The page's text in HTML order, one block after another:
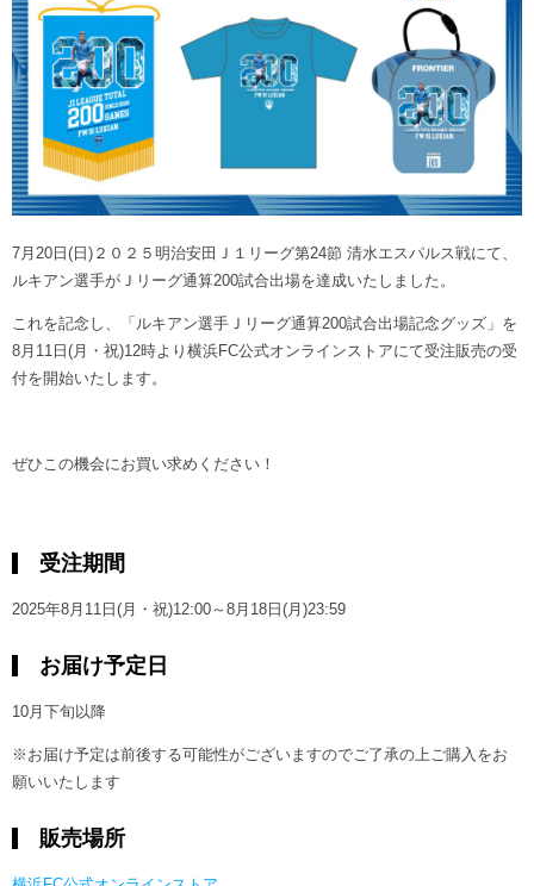
横浜FCスポーツクラブ
ニッパツ横浜FCシーガルズ
ゲームスチュワード
学生インターンシップ
スペシャルコンテンツ
オリジナルビール
アカデミー選手
アカデミースタッフ
フェニックスクラブ
サッカースクール
チアスクール
あしながドリーム基金
お問い合わせ
7月20日(日)２０２５明治安田Ｊ１リーグ第24節 清水エスパルス戦にて、
ルキアン選手がＪリーグ通算200試合出場を達成いたしました。
これを記念し、「ルキアン選手Ｊリーグ通算200試合出場記念グッズ」を
8月11日(月・祝)12時より横浜FC公式オンラインストアにて受注販売の受
付を開始いたします。
ぜひこの機会にお買い求めください！
受注期間
2025年8月11日(月・祝)12:00～8月18日(月)23:59
お届け予定日
10月下旬以降
※お届け予定は前後する可能性がございますのでご了承の上ご購入をお
願いいたします
販売場所